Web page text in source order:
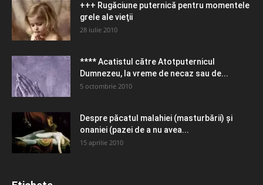
+++ Rugăciune puternică pentru momentele
grele ale vieţii
28 iulie 2010
**** Acatistul către Atotputernicul
Dumnezeu, la vreme de necaz sau de...
5 octombrie 2010
Despre păcatul malahiei (masturbării) şi
onaniei (pazei de a nu avea...
15 aprilie 2010